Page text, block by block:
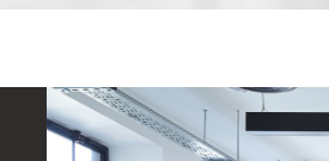
TAUX DE PROPRIÉTAIRES